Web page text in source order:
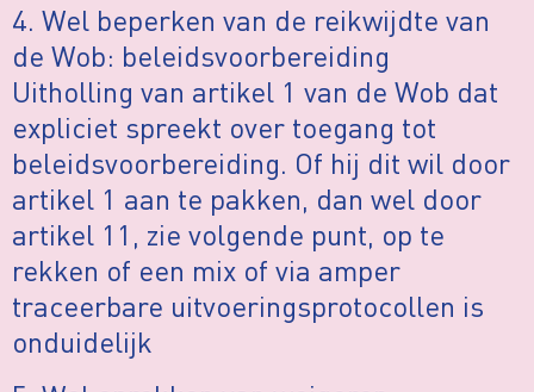
4. Wel beperken van de reikwijdte van
de Wob: beleidsvoorbereiding
Uitholling van artikel 1 van de Wob dat
expliciet spreekt over toegang tot
beleidsvoorbereiding. Of hij dit wil door
artikel 1 aan te pakken, dan wel door
artikel 11, zie volgende punt, op te
rekken of een mix of via amper
traceerbare uitvoeringsprotocollen is
onduidelijk